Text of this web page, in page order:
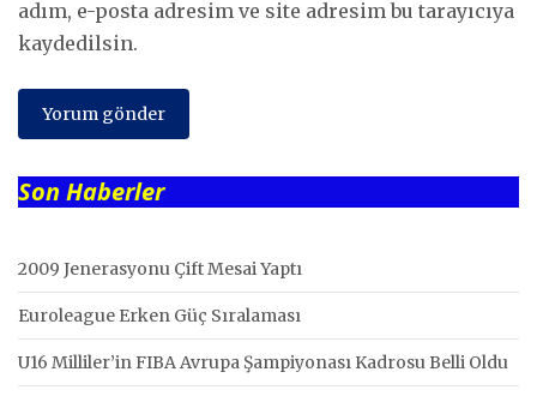
adım, e-posta adresim ve site adresim bu tarayıcıya
kaydedilsin.
Son Haberler
2009 Jenerasyonu Çift Mesai Yaptı
Euroleague Erken Güç Sıralaması
U16 Milliler’in FIBA Avrupa Şampiyonası Kadrosu Belli Oldu